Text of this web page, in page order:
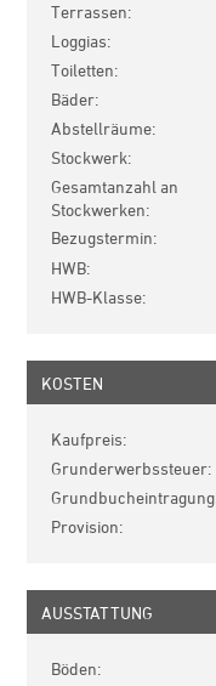
Terrassen
Loggias
Toiletten
Bäder
Abstellräume
Stockwerk
Gesamtanzahl an
Stockwerken
Bezugstermin
HWB
HWB-Klasse
KOSTEN
Kaufpreis
Grunderwerbssteuer
Grundbucheintragung
Provision
AUSSTATTUNG
Böden